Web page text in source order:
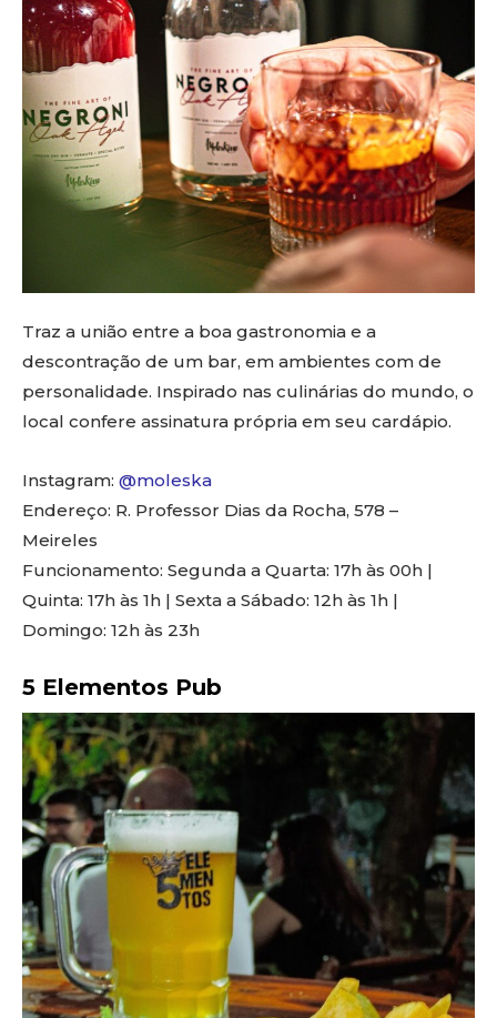
Traz a união entre a boa gastronomia e a
descontração de um bar, em ambientes com de
personalidade. Inspirado nas culinárias do mundo, o
local confere assinatura própria em seu cardápio.
Instagram: @moleska
Endereço: R. Professor Dias da Rocha, 578 –
Meireles
Funcionamento: Segunda a Quarta: 17h às 00h |
Quinta: 17h às 1h | Sexta a Sábado: 12h às 1h |
Domingo: 12h às 23h
5 Elementos Pub